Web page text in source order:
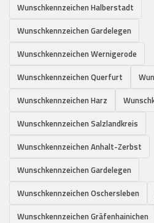
Wunschkennzeichen Halberstadt
Wunschkennzeichen Gardelegen
Wunschkennzeichen Wernigerode
Wunschkennzeichen Querfurt
Wunschkennzeichen Harz
Wunschkennzeichen Salzlandkreis
Wunschkennzeichen Anhalt-Zerbst
Wunschkennzeichen Gardelegen
Wunschkennzeichen Oschersleben
Wunschkennzeichen Gräfenhainichen